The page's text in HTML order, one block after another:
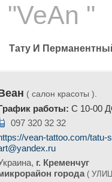
"VeAn "
Тату И
( салон красоты ).
работы: С 10-00
097 320 32 32
vean-tattoo.com/tatu-
г. Кременчуг
города (